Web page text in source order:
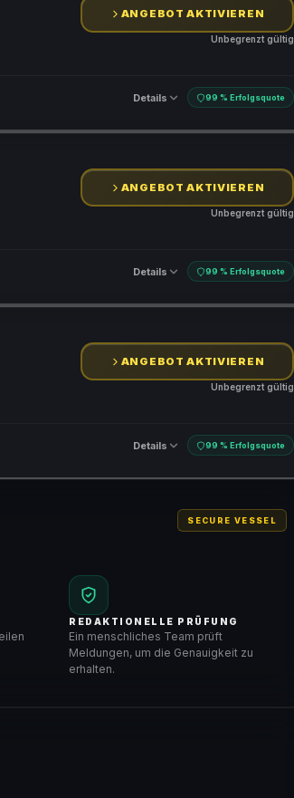
ANGEBOT AKTIVIEREN
Unbegrenzt gültig
Details 99 % Erfolgsquote
ANGEBOT AKTIVIEREN
Unbegrenzt gültig
Details 99 % Erfolgsquote
ANGEBOT AKTIVIEREN
Unbegrenzt gültig
Details 99 % Erfolgsquote
SECURE VESSEL
REDAKTIONELLE PRÜFUNG
Ein menschliches Team prüft
Meldungen, um die Genauigkeit zu
erhalten.